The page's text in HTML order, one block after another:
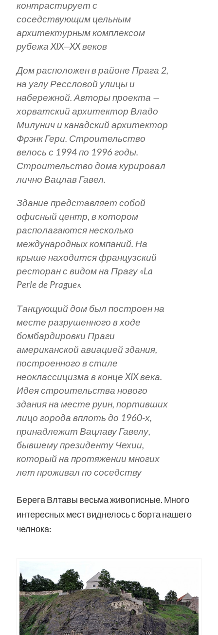
контрастирует с
соседствующим цельным
архитектурным комплексом
рубежа XIX—XX веков
Дом расположен в районе Прага 2,
на углу Рессловой улицы и
набережной. Авторы проекта —
хорватский архитектор Владо
Милунич и канадский архитектор
Фрэнк Гери. Строительство
велось с 1994 по 1996 годы.
Строительство дома курировал
лично Вацлав Гавел.
Здание представляет собой
офисный центр, в котором
располагаются несколько
международных компаний. На
крыше находится французский
ресторан с видом на Прагу «La
Perle de Prague».
Танцующий дом был построен на
месте разрушенного в ходе
бомбардировки Праги
американской авиацией здания,
построенного в стиле
неоклассицизма в конце XIX века.
Идея строительства нового
здания на месте руин, портивших
лицо города вплоть до 1960-х,
принадлежит Вацлаву Гавелу,
бывшему президенту Чехии,
который на протяжении многих
лет проживал по соседству
Берега Влтавы весьма живописные. Много
интересных мест виднелось с борта нашего
челнока: